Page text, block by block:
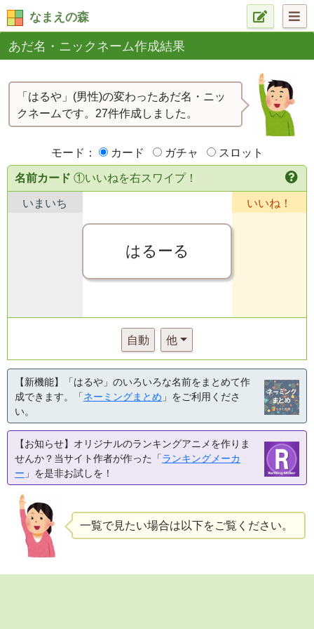
なまえの森
あだ名・ニックネーム作成結果
「はるや」(男性)の変わったあだ名・ニッ
クネームです。27件作成しました。
モード： カード ガチャ スロット
名前カード ①いいねを右スワイプ！
いまいち
はるーる
いいね！
自動 他
【新機能】「はるや」のいろいろな名前をまとめて作
成できます。「ネーミングまとめ 」をご利用くださ
い。
【お知らせ】オリジナルのランキングアニメを作りま
せんか？当サイト作者が作った「ランキングメーカ
ー 」を是非お試しを！
一覧で見たい場合は以下をご覧ください。